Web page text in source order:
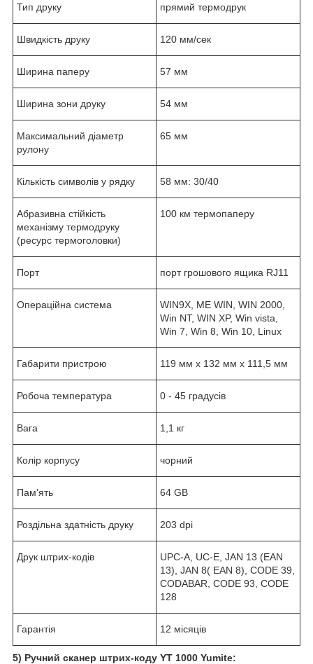
Тип друку прямий термодрук
Швидкість друку 120 мм/сек
Ширина паперу 57 мм
Ширина зони друку 54 мм
Максимальний діаметр
рулону
65 мм
Кількість символів у рядку 58 мм: 30/40
Абразивна стійкість
механізму термодруку
(ресурс термоголовки)
100 км термопаперу
Порт порт грошового ящика RJ11
Операційна система
WIN9X, ME WIN, WIN 2000,
Win NT, WIN XP, Win vista,
Win 7, Win 8, Win 10, Linux
Габарити пристрою 119 мм х 132 мм х 111,5 мм
Робоча температура 0 - 45 градусів
Вага 1,1 кг
Колір корпусу чорний
Пам'ять 64 GB
Роздільна здатність друку 203 dpi
Друк штрих-кодів
UPC-A, UC-E, JAN 13 (EAN
13), JAN 8( EAN 8), CODE 39,
CODABAR, CODE 93, CODE
128
Гарантія 12 місяців
5) Ручний сканер штрих-коду YT 1000 Yumite: